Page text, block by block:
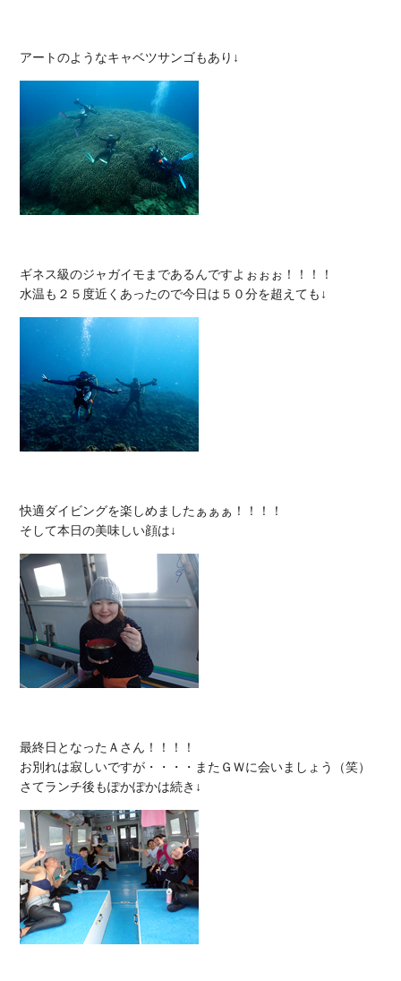
ギネス級のジャガイモまであるんですよぉぉぉ！！！！
快適ダイビングを楽しめましたぁぁぁ！！！！
最終日となったＡさん！！！！
お別れは寂しいですが・・・・またＧＷに会いましょう（笑）